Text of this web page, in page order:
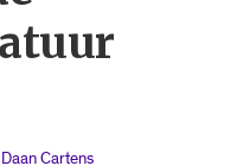
Daan Cartens